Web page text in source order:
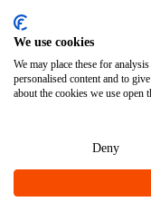
We use cookies
We may place these for
personalised content and to
about the cookies we use open
Deny